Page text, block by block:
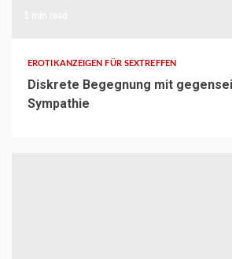
EROTIKANZEIGEN FÜR SEXTREFFEN
Diskrete Begegnung mit
Sympathie